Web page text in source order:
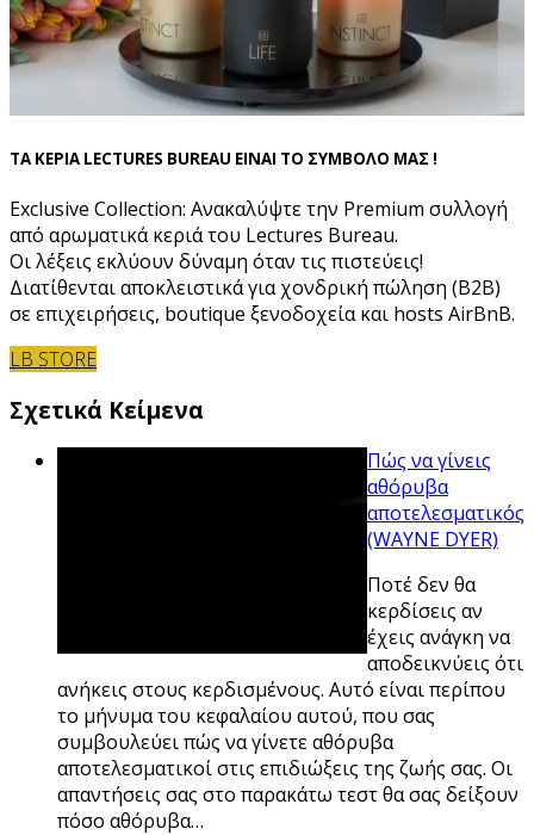
ΤΑ ΚΕΡΙΑ LECTURES BUREAU ΕΙΝΑΙ ΤΟ ΣΥΜΒΟΛΟ ΜΑΣ !
Exclusive Collection: Ανακαλύψτε την Premium συλλογή
από αρωματικά κεριά του Lectures Bureau.
Οι λέξεις εκλύουν δύναμη όταν τις πιστεύεις!
Διατίθενται αποκλειστικά για χονδρική πώληση (B2B)
σε επιχειρήσεις, boutique ξενοδοχεία και hosts AirBnB.
LB STORE
Σχετικά Κείμενα
Πώς να γίνεις
αθόρυβα
αποτελεσματικός
(WAYNE DYER)
Ποτέ δεν θα
κερδίσεις αν
έχεις ανάγκη να
αποδεικνύεις ότι
ανήκεις στους κερδισμένους. Αυτό είναι περίπου
το μήνυμα του κεφαλαίου αυτού, που σας
συμβουλεύει πώς να γίνετε αθόρυβα
αποτελεσματικοί στις επιδιώξεις της ζωής σας. Οι
απαντήσεις σας στο παρακάτω τεστ θα σας δείξουν
πόσο αθόρυβα…